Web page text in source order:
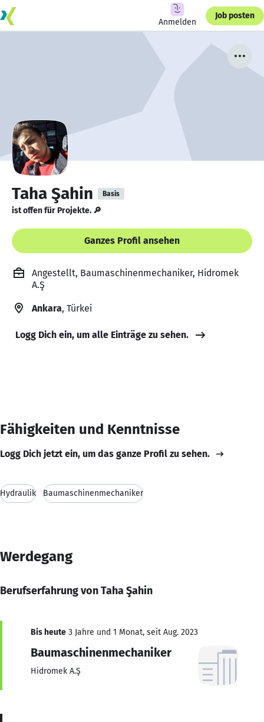
Anmelden
Job posten
Taha Şahin Basis
ist offen für Projekte. 🔎
Ganzes Profil ansehen
Angestellt, Baumaschinenmechaniker, Hidromek
A.Ş
Ankara, Türkei
Logg Dich ein, um alle Einträge zu sehen.
Fähigkeiten und Kenntnisse
Logg Dich jetzt ein, um das ganze Profil zu sehen.
Hydraulik Baumaschinenmechaniker
Werdegang
Berufserfahrung von Taha Şahin
Bis heute 3 Jahre und 1 Monat, seit Aug. 2023
Baumaschinenmechaniker
Hidromek A.Ş